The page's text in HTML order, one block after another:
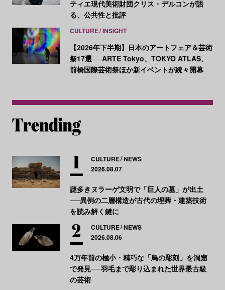
ティエ現代美術財団クリス・デルコンが語
る、公共性と批評
CULTURE INSIGHT
【2026年下半期】日本のアートフェア＆芸術
祭17選──ARTE Tokyo、TOKYO ATLAS、
前橋国際芸術祭ほか新イベントが続々開幕
CULTURE NEWS
2026.08.07
謎多きヌラーゲ文明で「巨人の墓」が出土
──異例の二層構造が古代の埋葬・建築技術
を読み解く鍵に
CULTURE NEWS
2026.08.06
4万年前の極小・精巧な「鳥の彫刻」を洞窟
で発見──羽毛まで彫り込まれた世界最古級
の芸術